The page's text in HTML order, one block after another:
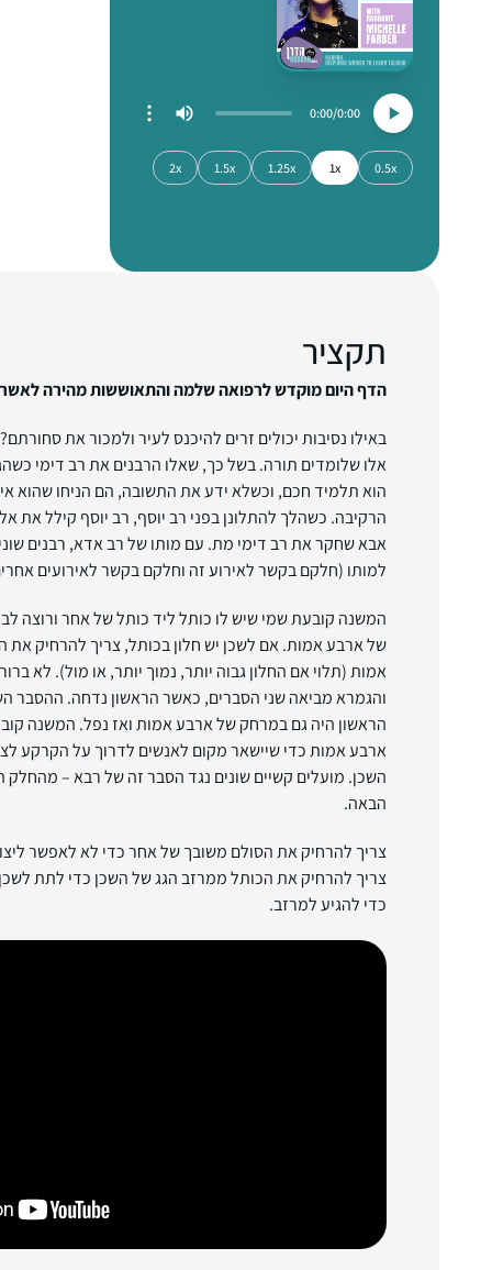
0:00
0:00
0.5x
1x
1.25x
1.5x
2x
תקציר
הדף היום מוקדש לרפואה שלמה והתאוששות מהירה לאשר
באילו נסיבות יכולים זרים להיכנס לעיר ולמכור את
אלו שלומדים תורה. בשל כך, שאלו הרבנים את רב דימי
הוא תלמיד חכם, וכשלא ידע את התשובה, הם הניחו שהוא
הרקיבה. כשהלך להתלונן בפני רב יוסף, רב יוסף קילל את
אבא שחקר את רב דימי מת. עם מותו של רב אדא, רבנים
למותו (חלקם בקשר לאירוע זה וחלקם בקשר לאירועים
המשנה קובעת שמי שיש לו כותל ליד כותל של אחר ורוצה
של ארבע אמות. אם לשכן יש חלון בכותל, צריך להרחיק
אמות (תלוי אם החלון גבוה יותר, נמוך יותר, או מול). לא
והגמרא מביאה שני הסברים, כאשר הראשון נדחה. ההסבר
הראשון היה גם במרחק של ארבע אמות ואז נפל. המשנה
ארבע אמות כדי שיישאר מקום לאנשים לדרוך על הקרקע
השכן. מועלים קשיים שונים נגד הסבר זה של רבא –
הבאה.
צריך להרחיק את הסולם משובך של אחר כדי לא לאפשר
צריך להרחיק את הכותל ממרזב הגג של השכן כדי לתת
כדי להגיע למרזב.